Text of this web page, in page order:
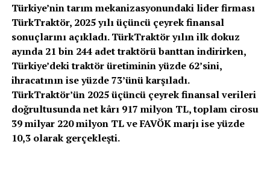
Türkiye’nin tarım mekanizasyonundaki lider firması
TürkTraktör, 2025 yılı üçüncü çeyrek finansal
sonuçlarını açıkladı. TürkTraktör yılın ilk dokuz
ayında 21 bin 244 adet traktörü banttan indirirken,
Türkiye’deki traktör üretiminin yüzde 62’sini,
ihracatının ise yüzde 73’ünü karşıladı.
TürkTraktör’ün 2025 üçüncü çeyrek finansal verileri
doğrultusunda net kârı 917 milyon TL, toplam cirosu
39 milyar 220 milyon TL ve FAVÖK marjı ise yüzde
10,3 olarak gerçekleşti.